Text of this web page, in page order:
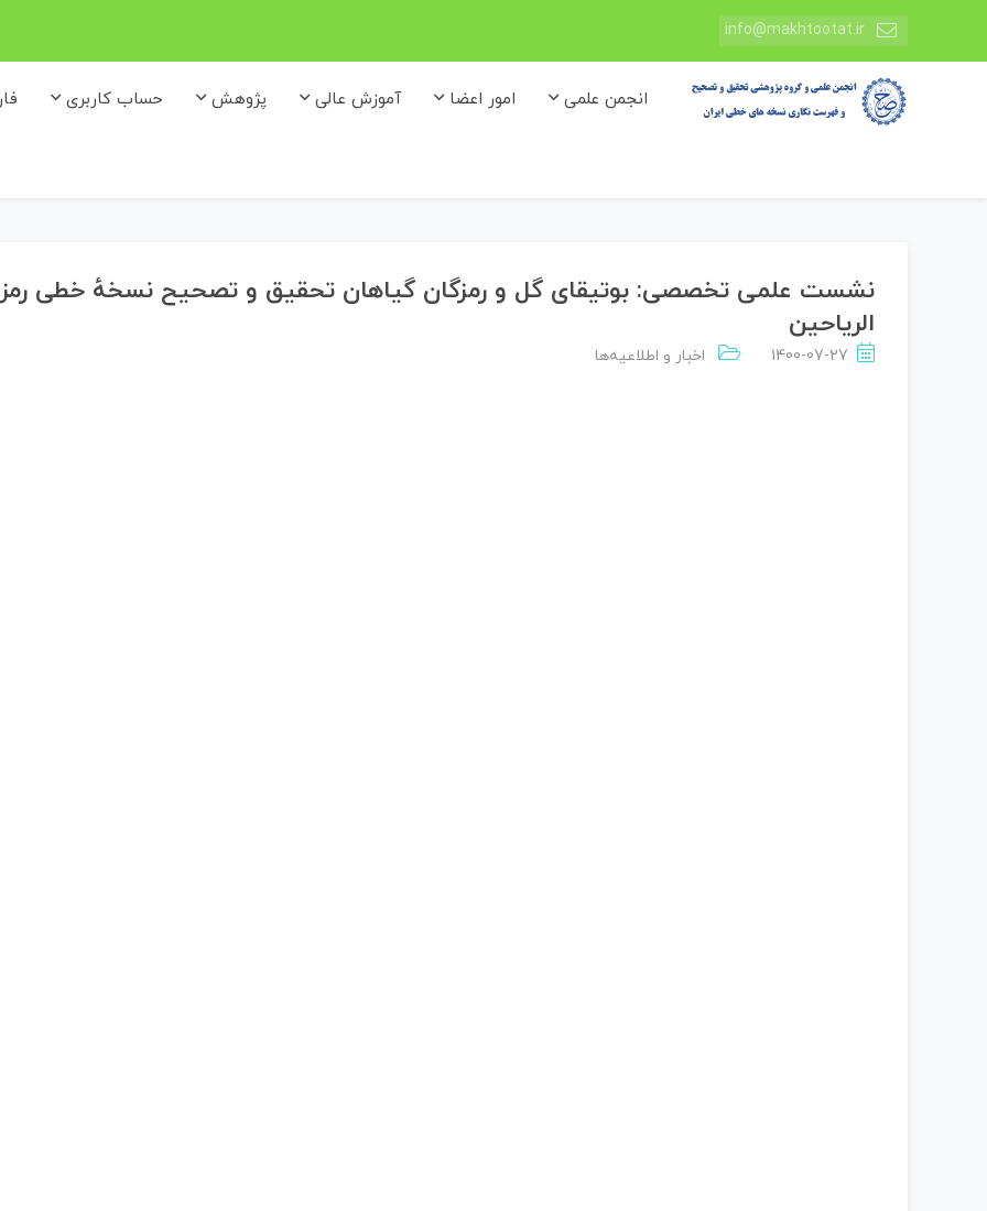
info@makhtootat.ir
انجمن علمی امور اعضا آموزش عالی پژوهش حساب کاربری
نشست علمی تخصصی: بوتیقای گل و رمزگان گیاهان تحقیق و تصحیح نسخهٔ خطی رمز
الریاحین
1400-07-27 اخبار و اطلاعیه‌ها